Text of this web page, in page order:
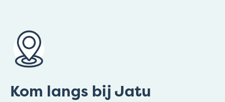
Kom langs bij Jatu